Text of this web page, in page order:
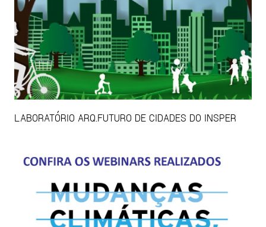
LABORATÓRIO ARQ.FUTURO DE CIDADES DO INSPER